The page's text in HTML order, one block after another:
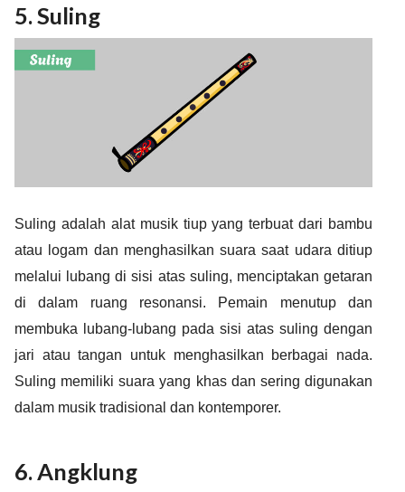
5. Suling
Suling adalah alat musik tiup yang terbuat dari bambu
atau logam dan menghasilkan suara saat udara ditiup
melalui lubang di sisi atas suling, menciptakan getaran
di dalam ruang resonansi. Pemain menutup dan
membuka lubang-lubang pada sisi atas suling dengan
jari atau tangan untuk menghasilkan berbagai nada.
Suling memiliki suara yang khas dan sering digunakan
dalam musik tradisional dan kontemporer.
6. Angklung